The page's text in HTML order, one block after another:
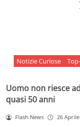
Notizie Curiose
Uomo non riesce
quasi 50 anni
Flash News 26